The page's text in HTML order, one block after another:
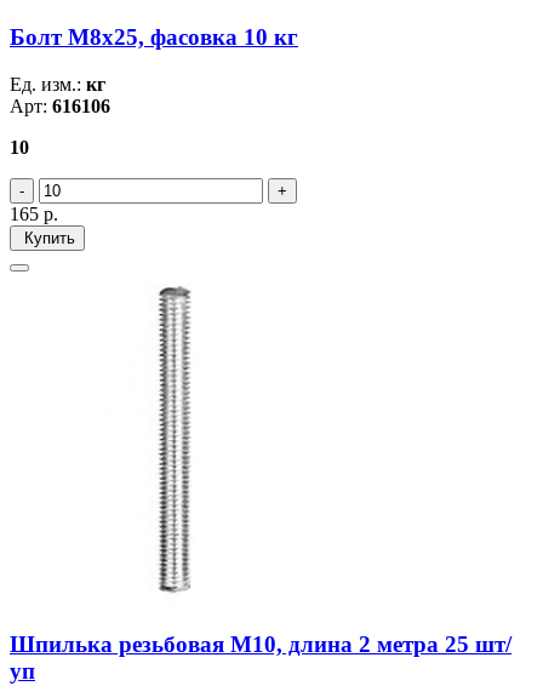
Болт М8х25, фасовка 10 кг
Ед. изм.: кг
Арт: 616106
10
165 р.
Купить
Шпилька резьбовая М10, длина 2 метра 25 шт/
уп